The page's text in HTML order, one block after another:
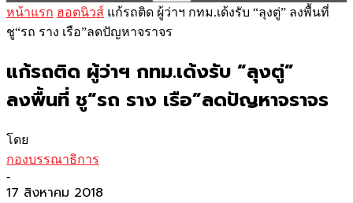
หน้าแรก ฮอตนิวส์ แก้รถติด ผู้ว่าฯ กทม.เด้งรับ “ลุงตู่” ลงพื้นที่
ชู“รถ ราง เรือ”ลดปัญหาจราจร
แก้รถติด ผู้ว่าฯ กทม.เด้งรับ “ลุงตู่”
ลงพื้นที่ ชู“รถ ราง เรือ”ลดปัญหาจราจร
โดย
กองบรรณาธิการ
-
17 สิงหาคม 2018